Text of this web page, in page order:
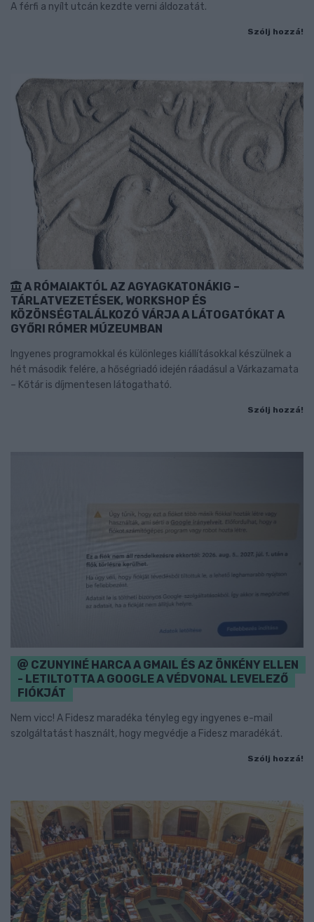
A férfi a nyílt utcán kezdte verni áldozatát.
Szólj hozzá!
A RÓMAIAKTÓL AZ AGYAGKATONÁKIG –
TÁRLATVEZETÉSEK, WORKSHOP ÉS
KÖZÖNSÉGTALÁLKOZÓ VÁRJA A LÁTOGATÓKAT A
GYŐRI RÓMER MÚZEUMBAN
Ingyenes programokkal és különleges kiállításokkal készülnek a
hét második felére, a hőségriadó idején ráadásul a Várkazamata
– Kőtár is díjmentesen látogatható.
Szólj hozzá!
CZUNYINÉ HARCA A GMAIL ÉS AZ ÖNKÉNY ELLEN
- LETILTOTTA A GOOGLE A VÉDVONAL LEVELEZŐ
FIÓKJÁT
Nem vicc! A Fidesz maradéka tényleg egy ingyenes e-mail
szolgáltatást használt, hogy megvédje a Fidesz maradékát.
Szólj hozzá!